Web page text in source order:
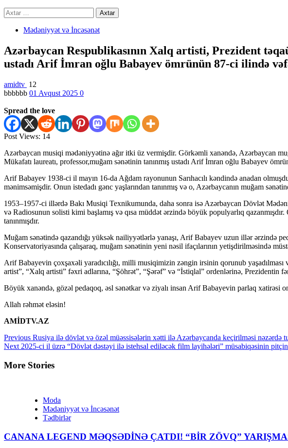
Axtarış:
Mədəniyyət və İncəsənət
Azərbaycan Respublikasının Xalq artisti, Prezident
ustadı Arif İmran oğlu Babayev ömrünün 87-ci ilində
amidtv 12
bbbbbb 01 Avqust 2025 0
Spread the love
Post Views: 14
Azərbaycan musiqi mədəniyyətinə ağır itki üz vermişdir. Görkəmli xanəndə, Azərbaycan
Mükafatı laureatı, professor,muğam sənətinin tanınmış ustadı Arif İmran oğlu Babayev
Arif Babayev 1938-ci il mayın 16-da Ağdam rayonunun Sarıhacılı kəndində anadan
mənimsəmişdir. Onun istedadı gənc yaşlarından tanınmış və o, Azərbaycanın muğam
1953–1957-ci illərdə Bakı Musiqi Texnikumunda, daha sonra isə Azərbaycan Dövlət
və Radiosunun solisti kimi başlamış və qısa müddət ərzində böyük populyarlıq
tanınmışdır.
Muğam sənətində qazandığı yüksək nailiyyətlərlə yanaşı, Arif Babayev uzun illər ərzində
Konservatoriyasında çalışaraq, muğam sənətinin yeni nəsil ifaçılarının yetişdirilməsində
Arif Babayevin çoxşaxəli yaradıcılığı, milli musiqimizin zəngin irsinin qorunub
artist”, “Xalq artisti” fəxri adlarına, “Şöhrət”, “Şərəf” və “İstiqlal” ordenlərinə, Prezidentin
Böyük xanəndə, gözəl pedaqoq, əsl sənətkar və ziyalı insan Arif Babayevin parlaq xatirəsi
Allah rəhmət eləsin!
AMİDTV.AZ
Continue
Reading
Previous Rusiya ilə dövlət və özəl müəssisələrin xətti ilə Azərbaycanda keçirilməsi
Next 2025-ci il üzrə “Dövlət dəstəyi ilə istehsal ediləcək film layihələri” müsabiqəsinin
More Stories
Moda
Mədəniyyət və İncəsənət
Tədbirlər
CANANA LEGEND MƏQSƏDİNƏ ÇATDI! “BİR ZÖVQ”